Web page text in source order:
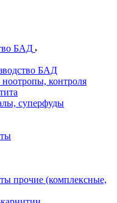
БАД
БАД
контроля
суперфуды
прочие (комплексные,